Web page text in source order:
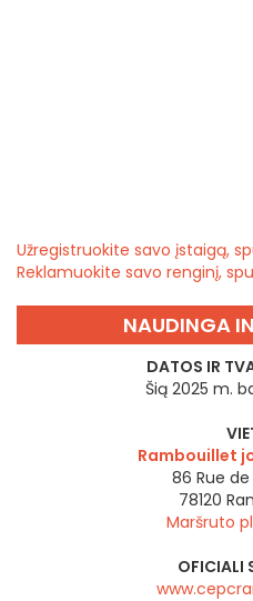
Užregistruokite savo įstaigą,
Reklamuokite savo renginį,
NAUDINGA
DATOS IR
Šią 2025 m.
Rambouillet
86 Rue
78120
Maršruto
OFICIALI